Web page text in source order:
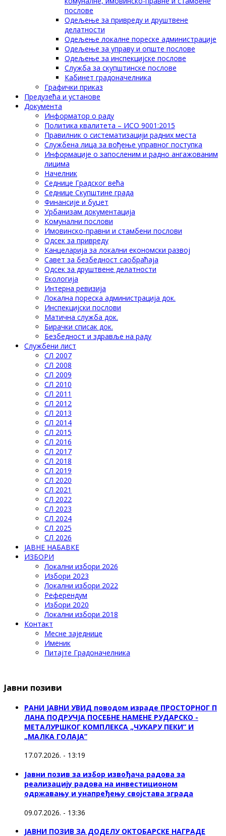
послове
Одељење за привреду и друштвене
делатности
Одељење локалне пореске администрације
Одељење за управу и опште послове
Одељење за инспекцијске послове
Служба за скупштинске послове
Кабинет градоначелника
Графички приказ
Предузећа и установе
Документа
Информатор о раду
Политика квалитета – ИСО 9001:2015
Правилник о систематизацији радних места
Службена лица за вођење управног поступка
Информације о запосленим и радно ангажованим
лицима
Начелник
Седнице Градског већа
Седнице Скупштине града
Финансије и буџет
Урбанизам документација
Комунални послови
Имовинско-правни и стамбени послови
Одсек за привреду
Канцеларија за локални економски развој
Савет за безбедност саобраћаја
Одсек за друштвене делатности
Eкологија
Интерна ревизија
Локална пореска администрација док.
Инспекцијски послови
Матична служба док.
Бирачки списак док.
Безбедност и здравље на раду
Службени лист
СЛ 2007
СЛ 2008
СЛ 2009
СЛ 2010
СЛ 2011
СЛ 2012
СЛ 2013
СЛ 2014
СЛ 2015
СЛ 2016
СЛ 2017
СЛ 2018
СЛ 2019
СЛ 2020
СЛ 2021
СЛ 2022
СЛ 2023
СЛ 2024
СЛ 2025
СЛ 2026
ЈАВНЕ НАБАВКЕ
ИЗБОРИ
Локални избори 2026
Избори 2023
Локални избори 2022
Референдум
Избори 2020
Локални избори 2018
Контакт
Месне заједнице
Именик
Питајте Градоначелника
Јавни позиви
РАНИ ЈАВНИ УВИД поводом израде ПРОСТОРНОГ П
ЛАНА ПОДРУЧЈА ПОСЕБНЕ НАМЕНЕ РУДАРСКО -
МЕТАЛУРШКОГ КОМПЛЕКСА „ЧУКАРУ ПЕКИ” И
„МАЛКА ГОЛАЈА”
17.07.2026. - 13:19
Јавни позив за избор извођача радова за
реализацију радова на инвестиционом
одржавању и унапређењу својстава зграда
09.07.2026. - 13:36
ЈАВНИ ПОЗИВ ЗА ДОДЕЛУ ОКТOБАРСКЕ НАГРАДЕ